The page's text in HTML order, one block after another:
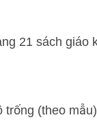
trống (theo mẫu)